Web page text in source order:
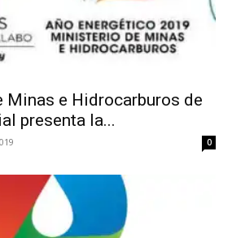
Minas e Hidrocarburos de
presenta la...
0